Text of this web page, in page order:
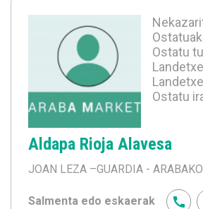
Ostatuak
Ostatu
Landetxe
Ostatu
Aldapa Rioja Alavesa
JOAN LEZA –GUARDIA -
Salmenta edo eskaerak